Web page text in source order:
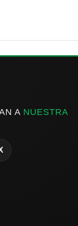
A NUESTRA